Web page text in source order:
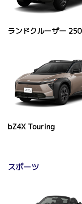
ランドクルーザー 250
bZ4X Touring
スポーツ